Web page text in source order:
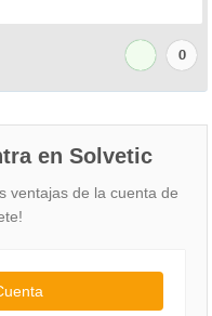
0
en Solvetic
ventajas de la cuenta de